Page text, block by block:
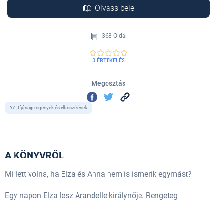
Olvass bele
368 Oldal
0 ÉRTÉKELÉS
Megosztás
YA, Ifjúsági regények és elbeszélések
A KÖNYVRŐL
Mi lett volna, ha Elza és Anna nem is ismerik egymást?
Egy napon Elza lesz Arandelle királynője. Rengeteg